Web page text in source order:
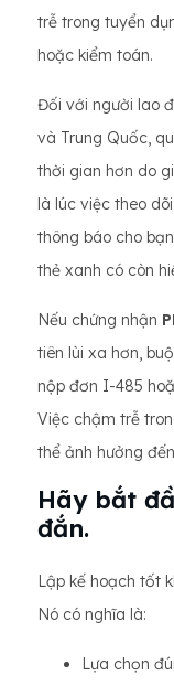
trễ trong tuyển
hoặc kiểm toán.
Đối với người lao
và Trung Quốc,
thời gian hơn do
là lúc việc theo dõi
thông báo cho
thẻ xanh có còn
Nếu chứng nhận
tiên lùi xa hơn,
nộp đơn I-485
Việc chậm trễ
thể ảnh hưởng
Hãy bắt
đắn.
Lập kế hoạch tốt
Nó có nghĩa là:
Lựa chọn